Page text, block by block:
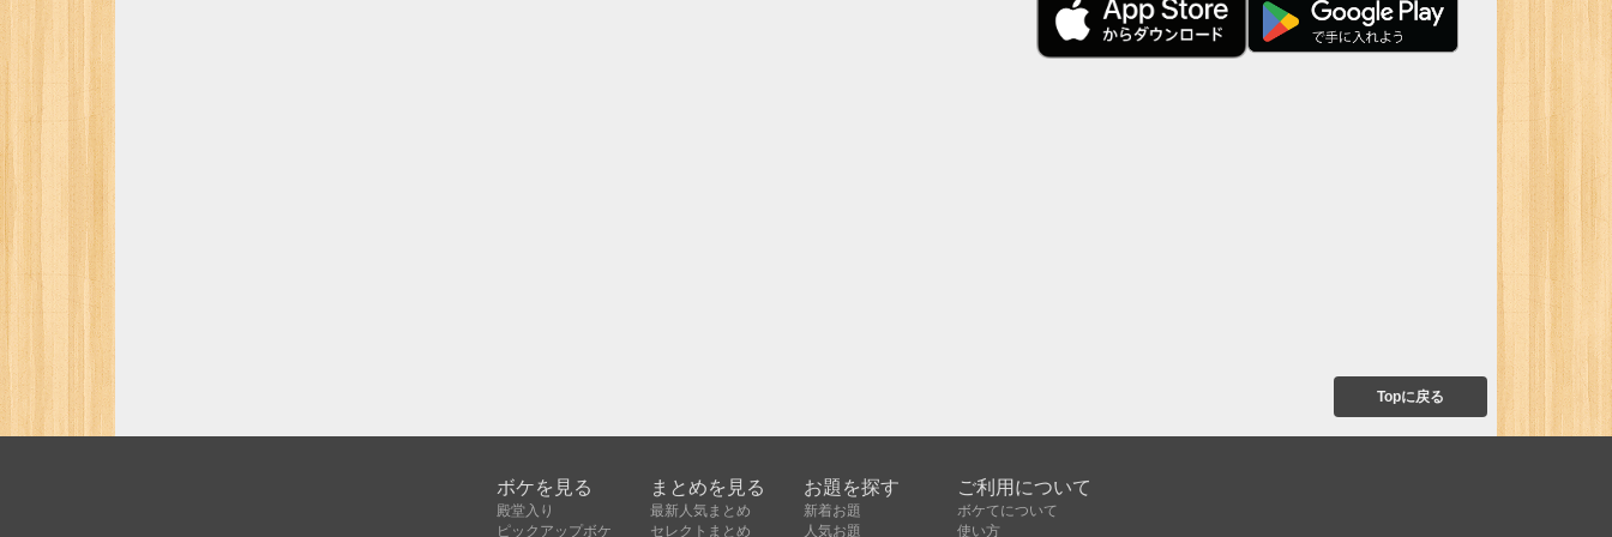
Topに戻る
ボケを見る
殿堂入り
ピックアップボケ
まとめを見る
最新人気まとめ
セレクトまとめ
お題を探す
新着お題
人気お題
ご利用について
ボケてについて
使い方